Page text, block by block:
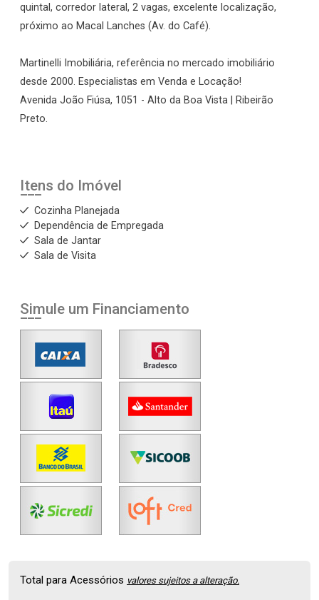
quintal, corredor lateral, 2 vagas, excelente localização,
próximo ao Macal Lanches (Av. do Café).
Martinelli Imobiliária, referência no mercado imobiliário
desde 2000. Especialistas em Venda e Locação!
Avenida João Fiúsa, 1051 - Alto da Boa Vista | Ribeirão
Preto.
Itens do Imóvel
Cozinha Planejada
Dependência de Empregada
Sala de Jantar
Sala de Visita
Simule um Financiamento
Total para Acessórios valores sujeitos a alteração.